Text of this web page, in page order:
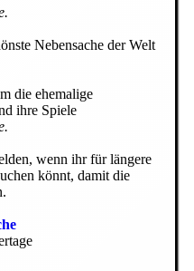
Nebensache der Welt
die ehemalige
ihre Spiele
wenn ihr für längere
könnt, damit die